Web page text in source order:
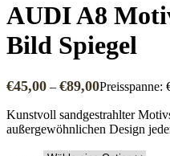
AUDI A8
Bild Spiegel
€45,00 – €89,00Preisspanne:
Kunstvoll sandgestrahlter
außergewöhnlichen Design